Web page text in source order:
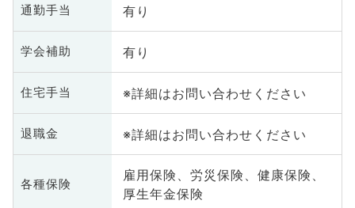
通勤手当 有り
学会補助 有り
住宅手当 ※詳細はお問い合わせください
退職金 ※詳細はお問い合わせください
各種保険
雇用保険、労災保険、健康保険、
厚生年金保険